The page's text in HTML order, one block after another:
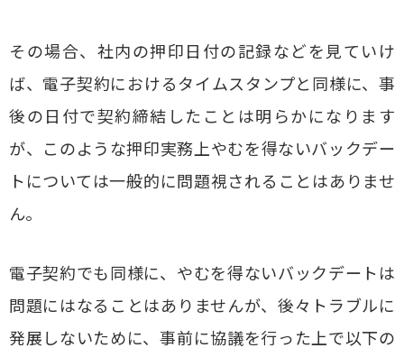
その場合、社内の押印日付の記録などを見ていけ
ば、電子契約におけるタイムスタンプと同様に、事
後の日付で契約締結したことは明らかになります
が、このような押印実務上やむを得ないバックデー
トについては一般的に問題視されることはありませ
ん。
電子契約でも同様に、やむを得ないバックデートは
問題にはなることはありませんが、後々トラブルに
発展しないために、事前に協議を行った上で以下の